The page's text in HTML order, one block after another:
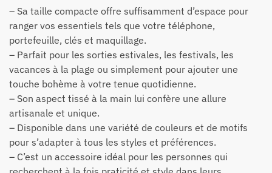
– Sa taille compacte offre suffisamment d’espace pour
ranger vos essentiels tels que votre téléphone,
portefeuille, clés et maquillage.
– Parfait pour les sorties estivales, les festivals, les
vacances à la plage ou simplement pour ajouter une
touche bohème à votre tenue quotidienne.
– Son aspect tissé à la main lui confère une allure
artisanale et unique.
– Disponible dans une variété de couleurs et de motifs
pour s’adapter à tous les styles et préférences.
– C’est un accessoire idéal pour les personnes qui